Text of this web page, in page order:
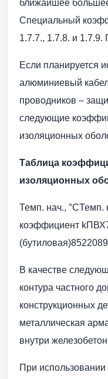
ближайшее
Специальный
1.7.7., 1.7.8. и 1.7.9.
Если планируется
алюминиевый
проводников –
следующие
изоляционных
Таблица
изоляционных
Темп. нач., °CТемп.
коэффициент
В качестве
контура частного
конструкционных
металлическая
внутри
При использовании